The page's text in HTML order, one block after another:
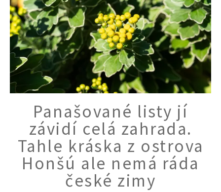
Panašované listy jí
závidí celá zahrada.
Tahle kráska z ostrova
Honšú ale nemá ráda
české zimy